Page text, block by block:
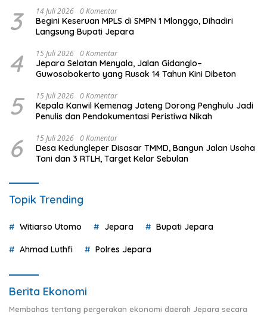
3 14 Juli 2026 0 Komentar
Begini Keseruan MPLS di SMPN 1 Mlonggo, Dihadiri
Langsung Bupati Jepara
4 15 Juli 2026 0 Komentar
Jepara Selatan Menyala, Jalan Gidanglo–
Guwosobokerto yang Rusak 14 Tahun Kini Dibeton
5 15 Juli 2026 0 Komentar
Kepala Kanwil Kemenag Jateng Dorong Penghulu Jadi
Penulis dan Pendokumentasi Peristiwa Nikah
6 15 Juli 2026 0 Komentar
Desa Kedungleper Disasar TMMD, Bangun Jalan Usaha
Tani dan 3 RTLH, Target Kelar Sebulan
Topik Trending
Witiarso Utomo Jepara Bupati Jepara
Ahmad Luthfi Polres Jepara
Berita Ekonomi
Membahas tentang pergerakan ekonomi daerah Jepara secara